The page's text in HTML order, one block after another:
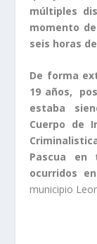
múltiples
momento
seis horas
De forma
19 años,
estaba
Cuerpo de
Pascua en
ocurridos
municipio